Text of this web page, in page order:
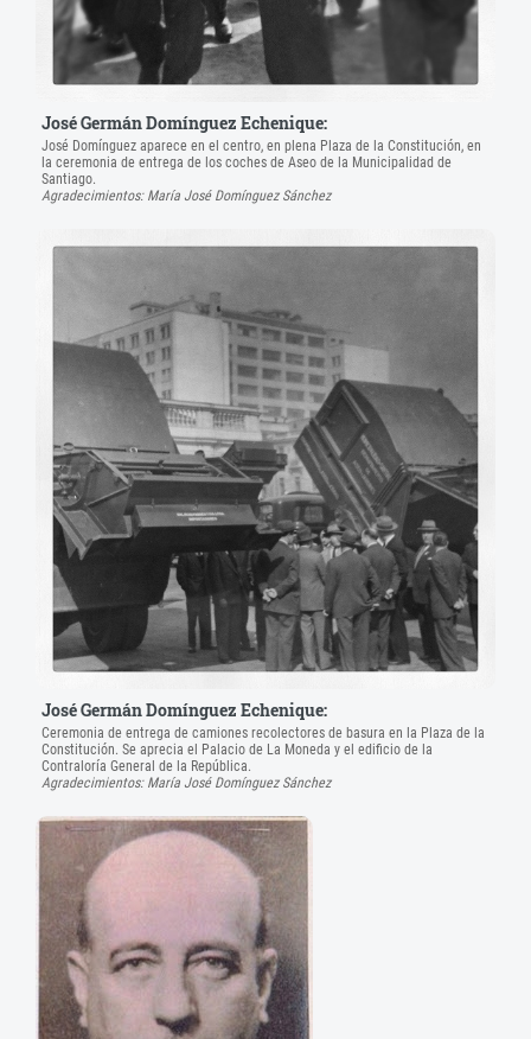
José Germán Domínguez Echenique:
José Domínguez aparece en el centro, en plena Plaza de la Constitución, en
la ceremonia de entrega de los coches de Aseo de la Municipalidad de
Santiago.
Agradecimientos: María José Domínguez Sánchez
José Germán Domínguez Echenique:
Ceremonia de entrega de camiones recolectores de basura en la Plaza de la
Constitución. Se aprecia el Palacio de La Moneda y el edificio de la
Contraloría General de la República.
Agradecimientos: María José Domínguez Sánchez